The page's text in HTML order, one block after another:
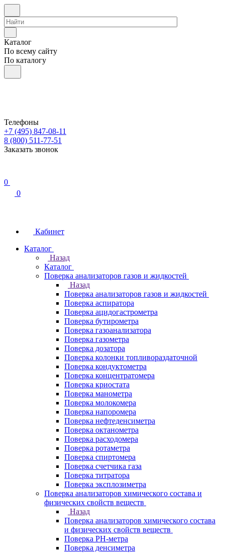
Каталог
По всему сайту
По каталогу
Телефоны
+7 (495) 847-08-11
8 (800) 511-77-51
Заказать звонок
0
0
Кабинет
Каталог
Назад
Каталог
Поверка анализаторов газов и жидкостей
Назад
Поверка анализаторов газов и жидкостей
Поверка аспиратора
Поверка ацидогастрометра
Поверка бутирометра
Поверка газоанализатора
Поверка газометра
Поверка дозатора
Поверка колонки топливораздаточной
Поверка кондуктометра
Поверка концентратомера
Поверка криостата
Поверка манометра
Поверка молокомера
Поверка напоромера
Поверка нефтеденсиметра
Поверка октанометра
Поверка расходомера
Поверка ротаметра
Поверка спиртомера
Поверка счетчика газа
Поверка титратора
Поверка эксплозиметра
Поверка анализаторов химического состава и
физических свойств веществ
Назад
Поверка анализаторов химического состава
и физических свойств веществ
Поверка PH-метра
Поверка денсиметра